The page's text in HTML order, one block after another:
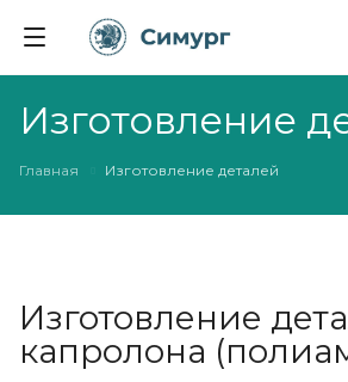
Изготовление
Главная Изготовление деталей
Изготовление
капролона